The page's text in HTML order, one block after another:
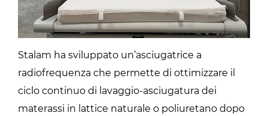
Stalam ha sviluppato un’asciugatrice a
radiofrequenza che permette di ottimizzare il
ciclo continuo di lavaggio-asciugatura dei
materassi in lattice naturale o poliuretano dopo